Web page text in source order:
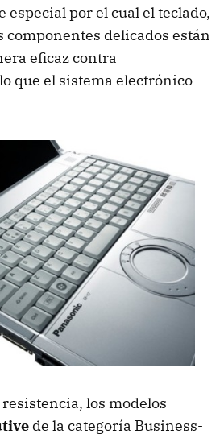
especial por el cual el teclado,
componentes delicados están
eficaz contra
que el sistema electrónico
los modelos
de la categoría Business-